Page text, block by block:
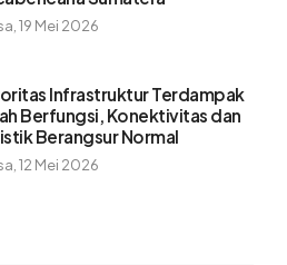
19 Mei 2026
Infrastruktur Terdampak
Berfungsi, Konektivitas dan
Berangsur Normal
12 Mei 2026